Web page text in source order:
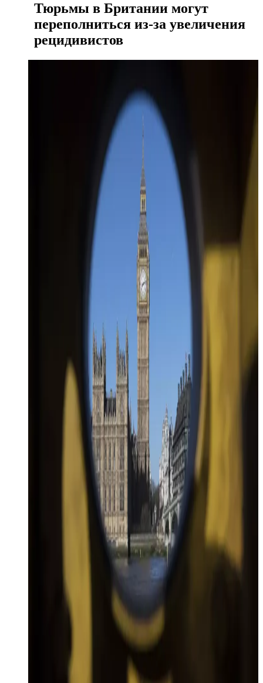
Тюрьмы в Британии могут
переполниться из-за увеличения
рецидивистов